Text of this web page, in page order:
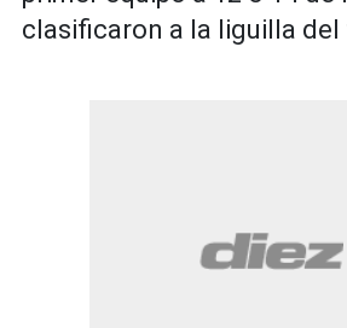
clasificaron a la liguilla